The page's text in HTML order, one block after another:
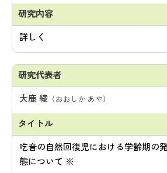
詳しく
大鹿 綾 （おおしか あや）
吃音の自然回復児における学齢期の
態について ※